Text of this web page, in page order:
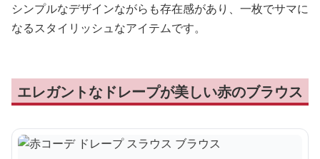
シンプルなデザインながらも存在感があり、一枚でサマに
なるスタイリッシュなアイテムです。
エレガントなドレープが美しい赤のブラウス